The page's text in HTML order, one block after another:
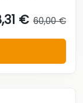
€ 60,00 €